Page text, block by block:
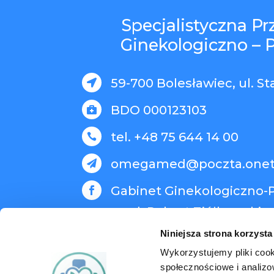
Niniejsza strona
Wykorzystujemy pliki
społecznościowe i
Specjalistyczna
Ginekologiczno –
 59-700 Bolesławiec, ul.
 BDO 000123103
 tel. +48 75 644 14 00


Gabinet Ginekologiczno-
med. Robert Ziółkowski